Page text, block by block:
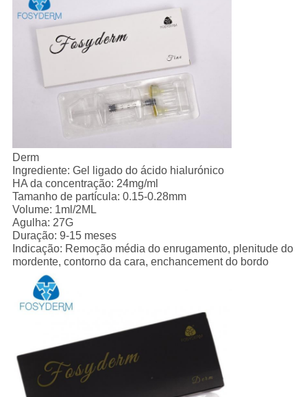
Derm
Ingrediente: Gel ligado do ácido hialurónico
HA da concentração: 24mg/ml
Tamanho de partícula: 0.15-0.28mm
Volume: 1ml/2ML
Agulha: 27G
Duração: 9-15 meses
Indicação: Remoção média do enrugamento, plenitude do
mordente, contorno da cara, enchancement do bordo